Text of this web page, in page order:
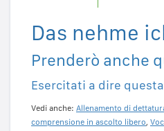
Das nehme
Prenderò anche
Esercitati a dire
Vedi anche: Allenamento di
comprensione in ascolto libero,